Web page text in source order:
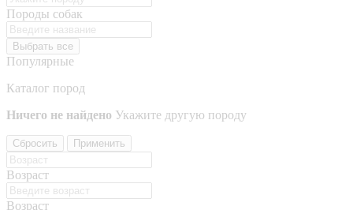
Породы собак
Выбрать все
Популярные
Каталог пород
Ничего не найдено Укажите другую породу
Сбросить Применить
Возраст
Возраст